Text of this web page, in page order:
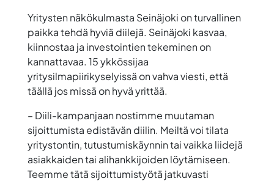
Yritysten näkökulmasta Seinäjoki on turvallinen
paikka tehdä hyviä diilejä. Seinäjoki kasvaa,
kiinnostaa ja investointien tekeminen on
kannattavaa. 15 ykkössijaa
yritysilmapiirikyselyissä on vahva viesti, että
täällä jos missä on hyvä yrittää.
– Diili-kampanjaan nostimme muutaman
sijoittumista edistävän diilin. Meiltä voi tilata
yritystontin, tutustumiskäynnin tai vaikka liidejä
asiakkaiden tai alihankkijoiden löytämiseen.
Teemme tätä sijoittumistyötä jatkuvasti